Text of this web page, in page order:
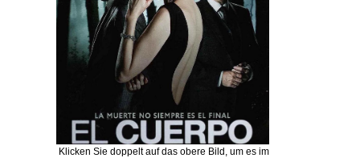
Klicken Sie doppelt auf das obere Bild, um es im